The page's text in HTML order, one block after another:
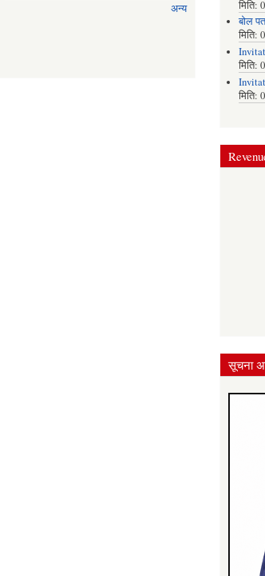
अन्य
मिति:
बोल
मिति:
मिति:
मिति:
सूचना